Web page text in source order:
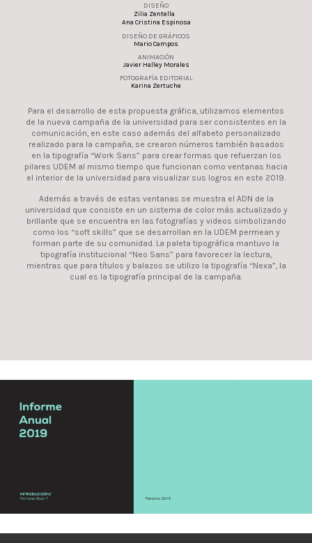
DISEÑO
Zilia Zentella
Ana Cristina Espinosa
DISEÑO DE GRÁFICOS
Mario Campos
ANIMACIÓN
Javier Halley Morales
FOTOGRAFÍA EDITORIAL
Karina Zertuche
Para el desarrollo de esta propuesta gráfica, utilizamos elementos
de la nueva campaña de la universidad para ser consistentes en la
comunicación, en este caso además del alfabeto personalizado
realizado para la campaña, se crearon números también basados
en la tipografía “Work Sans” para crear formas que refuerzan los
pilares UDEM al mismo tiempo que funcionan como ventanas hacia
el interior de la universidad para visualizar sus logros en este 2019.
Además a través de estas ventanas se muestra el ADN de la
universidad que consiste en un sistema de color más actualizado y
brillante que se encuentra en las fotografías y videos simbolizando
como los “soft skills” que se desarrollan en la UDEM permean y
forman parte de su comunidad. La paleta tipográfica mantuvo la
tipografía institucional “Neo Sans” para favorecer la lectura,
mientras que para títulos y balazos se utilizo la tipografía “Nexa”, la
cual es la tipografía principal de la campaña.